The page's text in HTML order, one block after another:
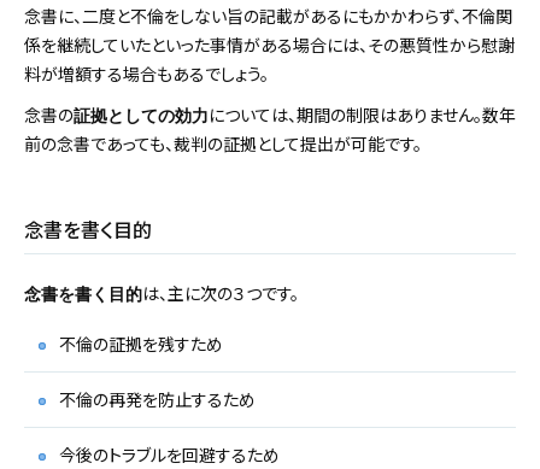
念書に、二度と不倫をしない旨の記載があるにもかかわらず、不倫関
係を継続していたといった事情がある場合には、その悪質性から慰謝
料が増額する場合もあるでしょう。
念書の証拠としての効力 については、期間の制限はありません。数年
前の念書であっても、裁判の証拠として提出が可能です。
念書を書く目的
念書を書く目的は、主に次の３つです。
不倫の証拠を残すため
不倫の再発を防止するため
今後のトラブルを回避するため